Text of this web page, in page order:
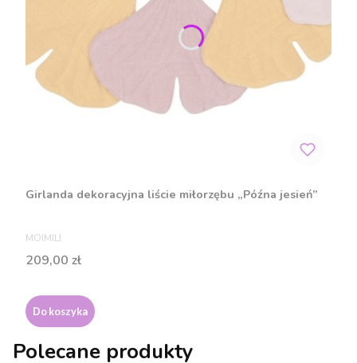
Girlanda dekoracyjna liście miłorzębu „Późna jesień”
PRODUCENT
MOIMILI
Cena
209,00 zł
Do koszyka
Polecane produkty